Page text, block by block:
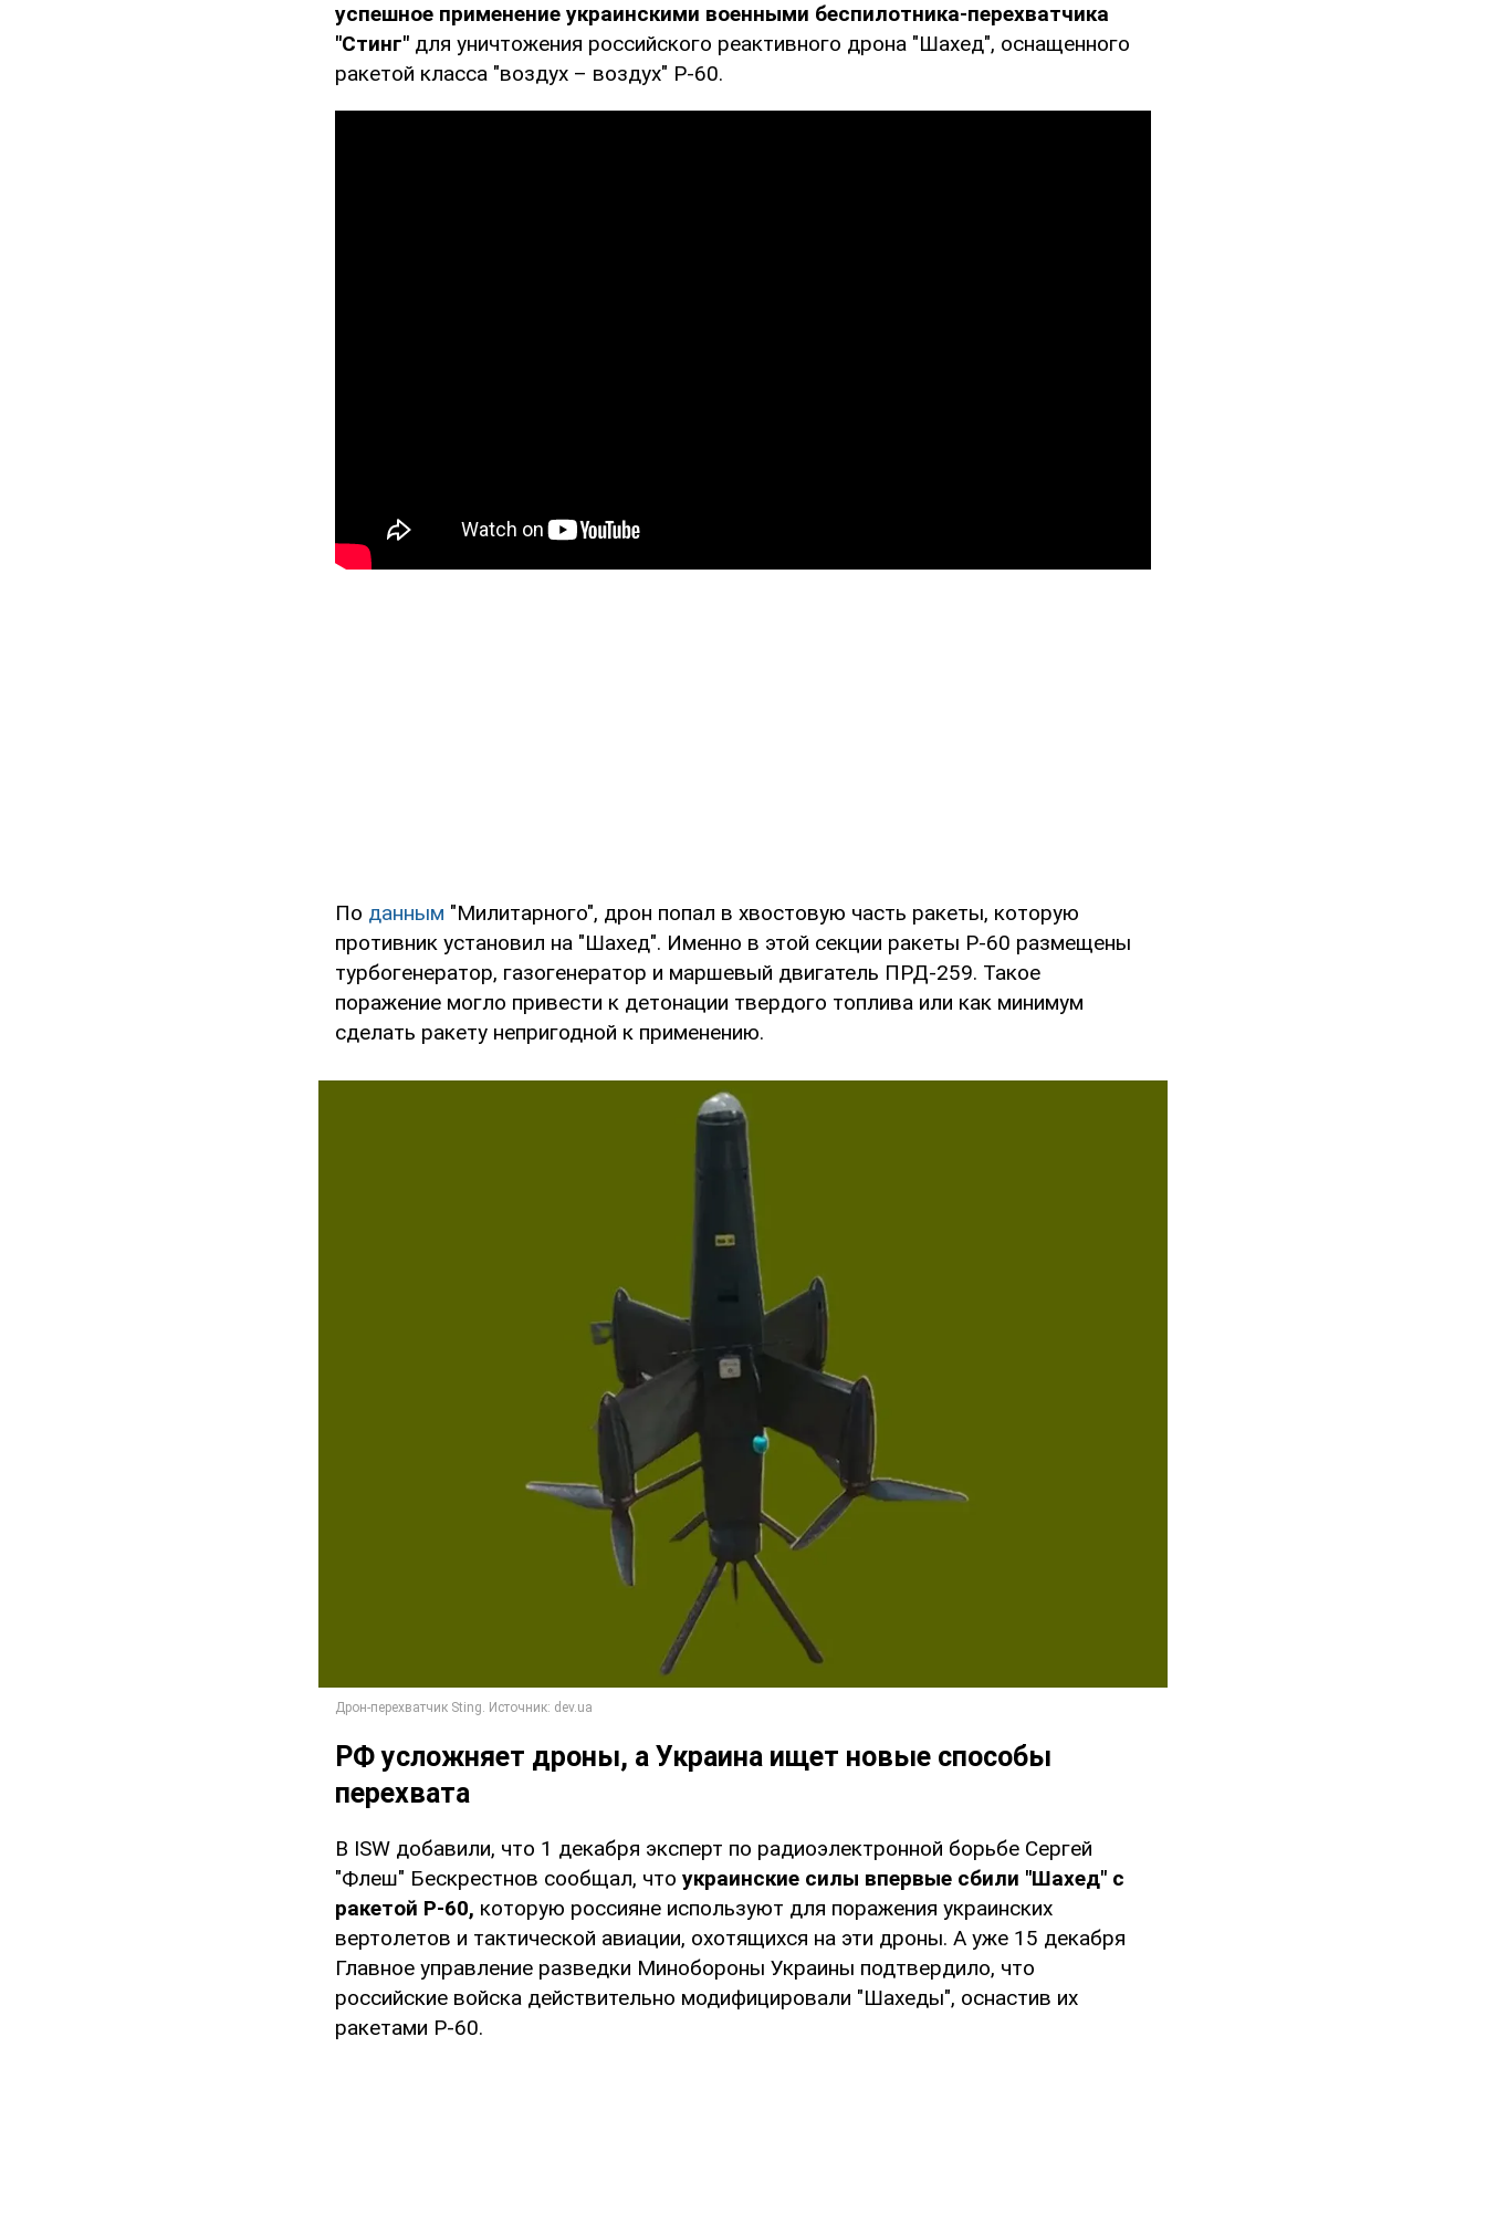
успешное применение украинскими военными беспилотника-перехватчика
"Стинг" для уничтожения российского реактивного дрона "Шахед", оснащенного
ракетой класса "воздух – воздух" Р-60.
По данным "Милитарного", дрон попал в хвостовую часть ракеты, которую
противник установил на "Шахед". Именно в этой секции ракеты Р-60 размещены
турбогенератор, газогенератор и маршевый двигатель ПРД-259. Такое
поражение могло привести к детонации твердого топлива или как минимум
сделать ракету непригодной к применению.
РФ усложняет дроны, а Украина ищет новые способы
перехвата
В ISW добавили, что 1 декабря эксперт по радиоэлектронной борьбе Сергей
"Флеш" Бескрестнов сообщал, что украинские силы впервые сбили "Шахед" с
ракетой Р-60, которую россияне используют для поражения украинских
вертолетов и тактической авиации, охотящихся на эти дроны. А уже 15 декабря
Главное управление разведки Минобороны Украины подтвердило, что
российские войска действительно модифицировали "Шахеды", оснастив их
ракетами Р-60.